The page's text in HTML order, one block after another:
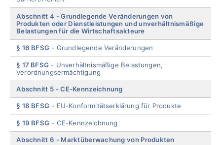
Abschnitt 4
Grundlegende Veränderungen von
Produkten oder Dienstleistungen und unverhältnismäßige
Belastungen für die Wirtschaftsakteure
§ 16 BFSG Grundlegende Veränderungen
§ 17 BFSG
Unverhältnismäßige Belastungen,
Verordnungsermächtigung
Abschnitt 5 CE-Kennzeichnung
§ 18 BFSG EU-Konformitätserklärung für Produkte
§ 19 BFSG CE-Kennzeichnung
Abschnitt 6 Marktüberwachung von Produkten